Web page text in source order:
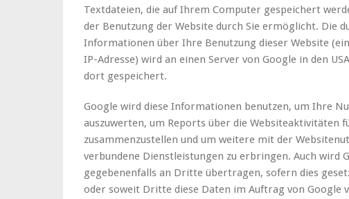
Textdateien, die auf Ihrem Computer gespeichert
der Benutzung der Website durch Sie ermöglicht. Die
Informationen über Ihre Benutzung dieser Website
IP-Adresse) wird an einen Server von Google in den
dort gespeichert.
Google wird diese Informationen benutzen, um Ihre
auszuwerten, um Reports über die Websiteaktivitäten
zusammenzustellen und um weitere mit der
verbundene Dienstleistungen zu erbringen. Auch wird
gegebenenfalls an Dritte übertragen, sofern dies
oder soweit Dritte diese Daten im Auftrag von Google